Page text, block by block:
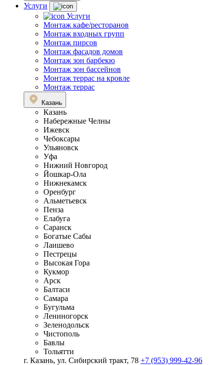
Услуги
Услуги
Монтаж кафе/ресторанов
Монтаж входных групп
Монтаж пирсов
Монтаж фасадов домов
Монтаж зон барбекю
Монтаж зон бассейнов
Монтаж террас на кровле
Монтаж террас
Казань
Казань
Набережные Челны
Ижевск
Чебоксары
Ульяновск
Уфа
Нижний Новгород
Йошкар-Ола
Нижнекамск
Оренбург
Альметьевск
Пенза
Елабуга
Саранск
Богатые Сабы
Лаишево
Пестрецы
Высокая Гора
Кукмор
Арск
Балтаси
Самара
Бугульма
Лениногорск
Зеленодольск
Чистополь
Бавлы
Тольятти
г. Казань, ул. Сибирский тракт, 78 +7 (953) 999-42-96